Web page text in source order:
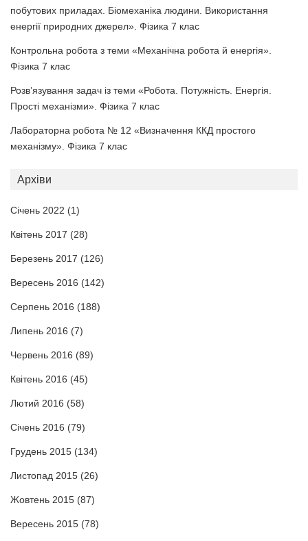
побутових приладах. Біомеханіка людини. Використання
енергії природних джерел». Фізика 7 клас
Контрольна робота з теми «Механічна робота й енергія».
Фізика 7 клас
Розв’язування задач із теми «Робота. Потужність. Енергія.
Прості механізми». Фізика 7 клас
Лабораторна робота № 12 «Визначення ККД простого
механізму». Фізика 7 клас
Архіви
Січень 2022 (1)
Квітень 2017 (28)
Березень 2017 (126)
Вересень 2016 (142)
Серпень 2016 (188)
Липень 2016 (7)
Червень 2016 (89)
Квітень 2016 (45)
Лютий 2016 (58)
Січень 2016 (79)
Грудень 2015 (134)
Листопад 2015 (26)
Жовтень 2015 (87)
Вересень 2015 (78)